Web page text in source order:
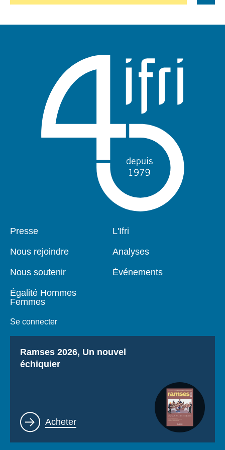
Pied
Presse
Nous rejoindre
Nous soutenir
Égalité Hommes
Femmes
Se connecter
Navigation
L'Ifri
Analyses
Événements
Titre
Ramses 2026, Un nouvel
échiquier
Lien
Acheter